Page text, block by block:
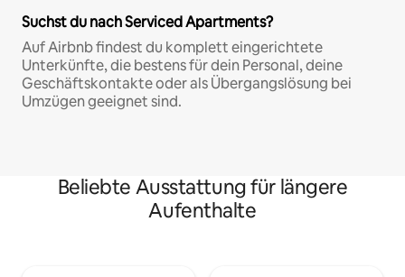
Suchst du nach Serviced Apartments?
Auf Airbnb findest du komplett eingerichtete
Unterkünfte, die bestens für dein Personal, deine
Geschäftskontakte oder als Übergangslösung bei
Umzügen geeignet sind.
Beliebte Ausstattung für längere
Aufenthalte